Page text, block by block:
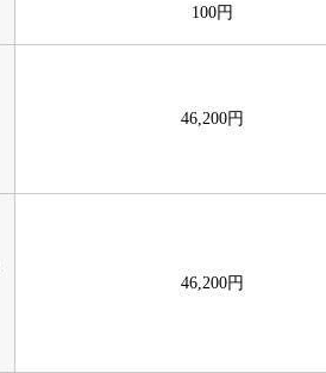
100円
46,200円
46,200円